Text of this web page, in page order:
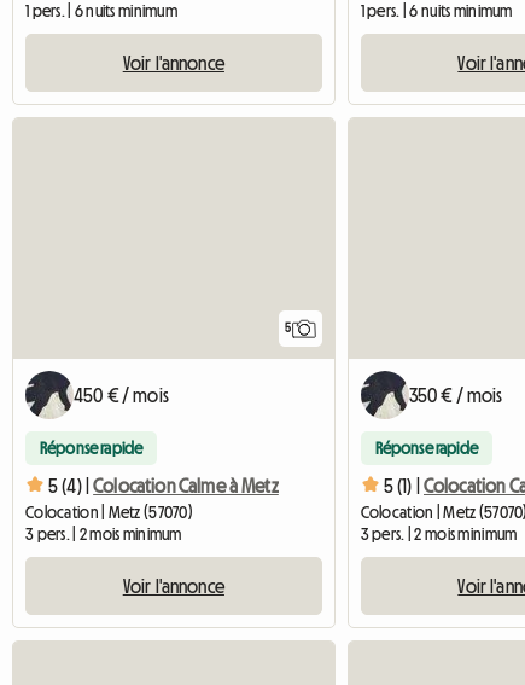
1 pers. | 6 nuits minimum
Voir l'annonce
1 pers. | 6 nuits minimum
Voir
5
450 € / mois
Réponse rapide
5 (4) | Colocation Calme à Metz
Colocation | Metz (57070)
3 pers. | 2 mois minimum
Voir l'annonce
350 € / mois
Réponse rapide
5 (1) |
Colocation | Metz
3 pers. | 2 mois minimum
Voir